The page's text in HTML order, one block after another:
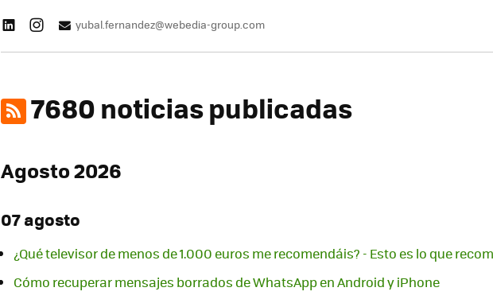
yubal.fernandez@webedia-group.com
7680 noticias publicadas
Agosto 2026
07 agosto
¿Qué televisor de menos de 1.000 euros me recomendáis? - Esto es lo que
Cómo recuperar mensajes borrados de WhatsApp en Android y iPhone